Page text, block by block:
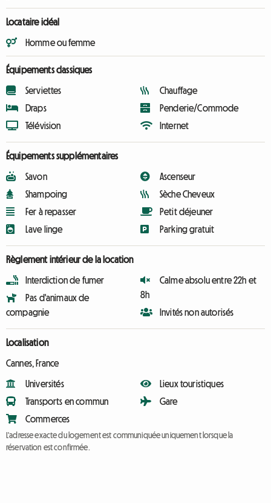
Locataire idéal
Homme ou femme
Équipements classiques
Serviettes
Draps
Télévision
Chauffage
Penderie/Commode
Internet
Équipements supplémentaires
Savon
Shampoing
Fer à repasser
Lave linge
Ascenseur
Sèche Cheveux
Petit déjeuner
Parking gratuit
Règlement intérieur de la location
Interdiction de fumer
Pas d'animaux de
compagnie
Calme absolu entre 22h et
8h
Invités non autorisés
Localisation
Cannes, France
Universités
Transports en commun
Commerces
Lieux touristiques
Gare
L'adresse exacte du logement est communiquée uniquement lorsque la
réservation est confirmée.